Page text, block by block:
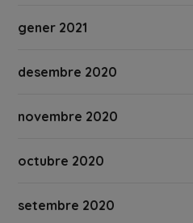
gener 2021
desembre 2020
novembre 2020
octubre 2020
setembre 2020